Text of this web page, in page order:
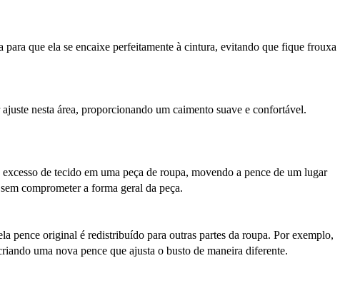
que ela se encaixe perfeitamente à cintura, evitando que fique frouxa
nesta área, proporcionando um caimento suave e confortável.
de tecido em uma peça de roupa, movendo a pence de um lugar
comprometer a forma geral da peça.
original é redistribuído para outras partes da roupa. Por exemplo,
uma nova pence que ajusta o busto de maneira diferente.